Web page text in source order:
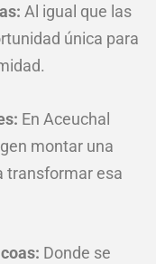
Al igual que las
única para
En Aceuchal
montar una
transformar esa
Donde se